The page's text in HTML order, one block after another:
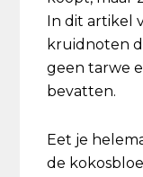
In dit artikel
kruidnoten
geen tarwe
bevatten.
Eet je
de